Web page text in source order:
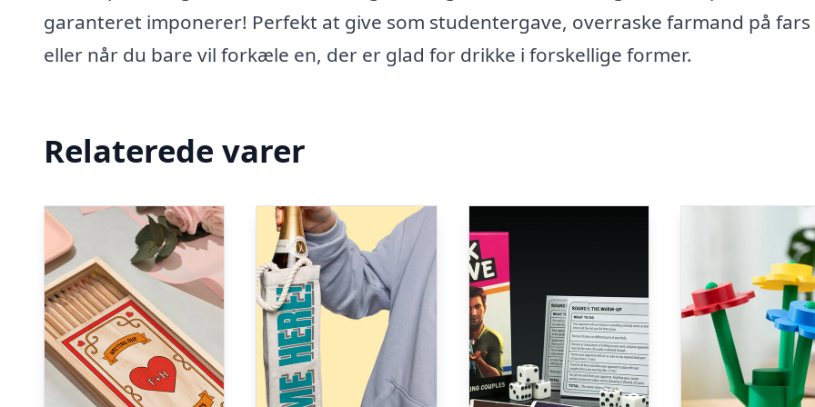
garanteret imponerer! Perfekt at give som studentergave, overraske farmand på fars
eller når du bare vil forkæle en, der er glad for drikke i forskellige former.
Relaterede varer